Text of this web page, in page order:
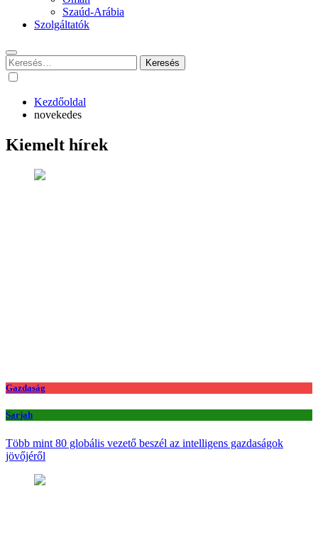
Szaúd-Arábia
Szolgáltatók
Keresés:
Kezdőoldal
novekedes
Kiemelt hírek
Gazdaság
Sarjah
Több mint 80 globális vezető beszél az intelligens gazdaságok
jövőjéről